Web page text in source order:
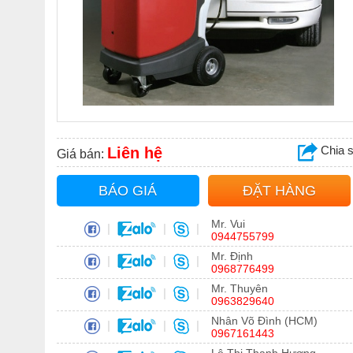
Giá bán: Liên hệ Chia
BÁO GIÁ ĐẶT HÀNG
| | |
Mr. Vui
0944755799
| | |
Mr. Định
0968776499
| | |
Mr. Thuyên
0963829640
| | |
Nhân Võ Đình (HCM)
0967161443